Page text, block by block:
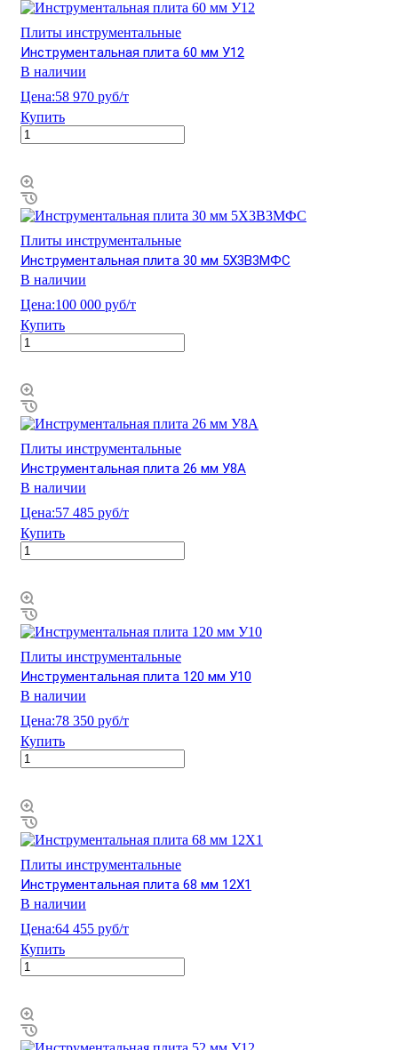
Плиты инструментальные
Инструментальная плита 60 мм У12
В наличии
Цена:58 970 руб/т
Купить
Плиты инструментальные
Инструментальная плита 30 мм 5Х3В3МФС
В наличии
Цена:100 000 руб/т
Купить
Плиты инструментальные
Инструментальная плита 26 мм У8А
В наличии
Цена:57 485 руб/т
Купить
Плиты инструментальные
Инструментальная плита 120 мм У10
В наличии
Цена:78 350 руб/т
Купить
Плиты инструментальные
Инструментальная плита 68 мм 12Х1
В наличии
Цена:64 455 руб/т
Купить